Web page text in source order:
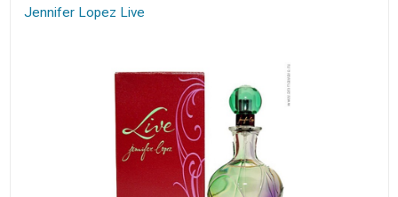
Jennifer Lopez Live